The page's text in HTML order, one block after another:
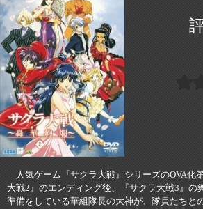
人気ゲーム『サクラ大戦』シリーズのOVA化
大戦2』のエンディング後、『サクラ大戦3』の
準備をしている華組隊長の大神が、隊員たちと